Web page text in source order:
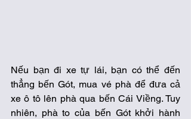
Nếu bạn đi xe tự lái, bạn có thể đến
thẳng bến Gót, mua vé phà để đưa cả
xe ô tô lên phà qua bến Cái Viềng. Tuy
nhiên, phà to của bến Gót khởi hành